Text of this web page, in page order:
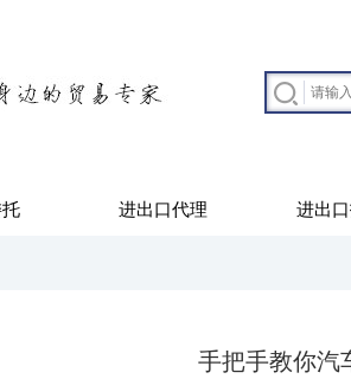
进出口代理 进出
手把手教你汽